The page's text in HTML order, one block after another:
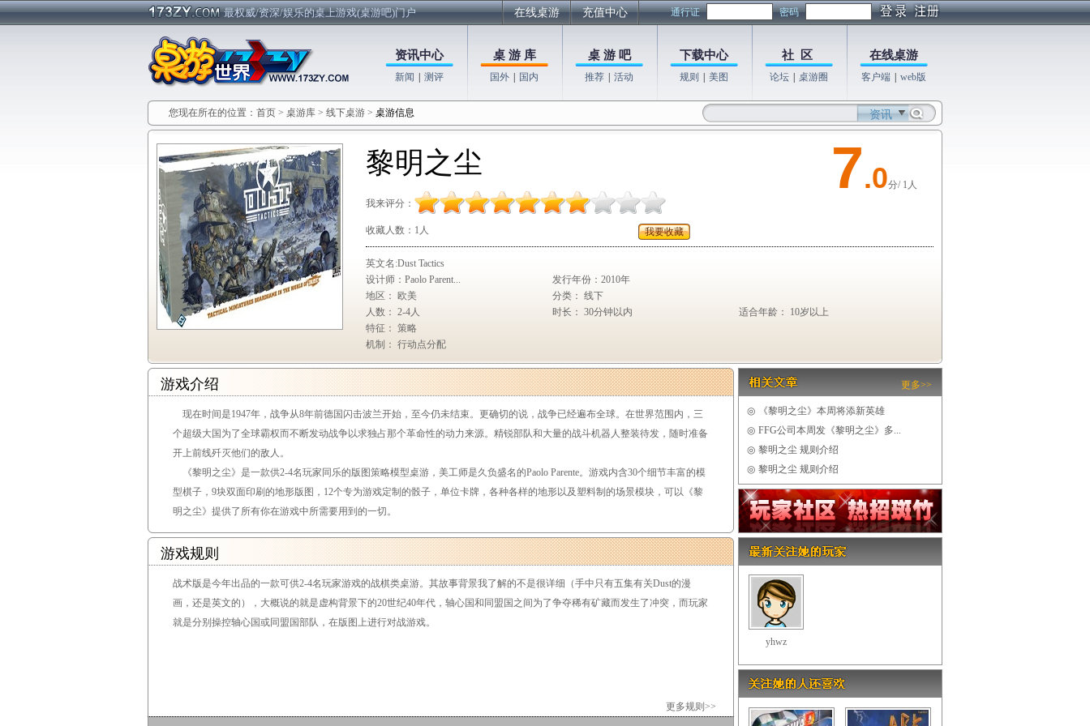
最权威/资深/娱乐的桌上游戏(桌游吧)门户 在线桌游 充值中心 通行证 密码
资讯中心
新闻 测评
桌 游 库
国外 国内
桌 游 吧
推荐 活动
下载中心
规则 美图
社 区
论坛 桌游圈
在线桌游
客户端 web版
您现在所在的位置： 首页 > 桌游库 > 线下桌游 > 桌游信息 资讯
黎明之尘
我来评分：
收藏人数： 1人
7.0分/ 1人
我要收藏
英文名:Dust Tactics
设计师：Paolo Parent...
发行年份：2010年
地区： 欧美
分类： 线下
人数： 2-4人
时长： 30分钟以内
适合年龄： 10岁以上
特征： 策略
机制： 行动点分配
游戏介绍
现在时间是1947年，战争从8年前德国闪击波兰开始，至今仍未结束。更确切的说，战争已经遍布全球。在世界范围内，三
个超级大国为了全球霸权而不断发动战争以求独占那个革命性的动力来源。精锐部队和大量的战斗机器人整装待发，随时准备
开上前线歼灭他们的敌人。
《黎明之尘》是一款供2-4名玩家同乐的版图策略模型桌游，美工师是久负盛名的Paolo Parente。游戏内含30个细节丰富的模
型棋子，9块双面印刷的地形版图，12个专为游戏定制的骰子，单位卡牌，各种各样的地形以及塑料制的场景模块，可以《黎
明之尘》提供了所有你在游戏中所需要用到的一切。
游戏规则
战术版是今年出品的一款可供2-4名玩家游戏的战棋类桌游。其故事背景我了解的不是很详细（手中只有五集有关Dust的漫
画，还是英文的），大概说的就是虚构背景下的20世纪40年代，轴心国和同盟国之间为了争夺稀有矿藏而发生了冲突，而玩家
就是分别操控轴心国或同盟国部队，在版图上进行对战游戏。
更多规则>>
更多>>
◎
《黎明之尘》本周将添新英雄
◎ FFG公司本周发《黎明之尘》多...
◎ 黎明之尘 规则介绍
◎ 黎明之尘 规则介绍
yhwz